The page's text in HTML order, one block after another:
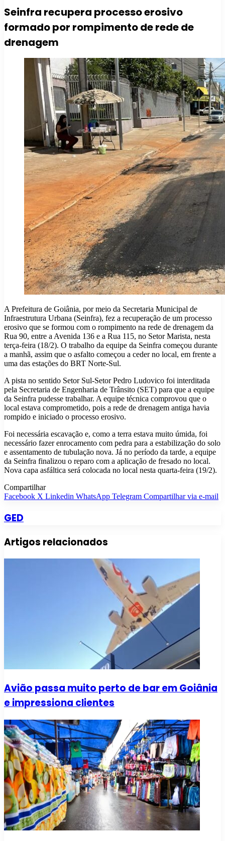
Seinfra recupera processo erosivo
formado por rompimento de rede de
drenagem
A Prefeitura de Goiânia, por meio da Secretaria Municipal de
Infraestrutura Urbana (Seinfra), fez a recuperação de um processo
erosivo que se formou com o rompimento na rede de drenagem da
Rua 90, entre a Avenida 136 e a Rua 115, no Setor Marista, nesta
terça-feira (18/2). O trabalho da equipe da Seinfra começou durante
a manhã, assim que o asfalto começou a ceder no local, em frente a
uma das estações do BRT Norte-Sul.
A pista no sentido Setor Sul-Setor Pedro Ludovico foi interditada
pela Secretaria de Engenharia de Trânsito (SET) para que a equipe
da Seinfra pudesse trabalhar. A equipe técnica comprovou que o
local estava comprometido, pois a rede de drenagem antiga havia
rompido e iniciado o processo erosivo.
Foi necessária escavação e, como a terra estava muito úmida, foi
necessário fazer enrocamento com pedra para a estabilização do solo
e assentamento de tubulação nova. Já no período da tarde, a equipe
da Seinfra finalizou o reparo com a aplicação de fresado no local.
Nova capa asfáltica será colocada no local nesta quarta-feira (19/2).
Compartilhar
Facebook X Linkedin WhatsApp Telegram Compartilhar via e-mail
GED
Artigos relacionados
Avião passa muito perto de bar em Goiânia
e impressiona clientes